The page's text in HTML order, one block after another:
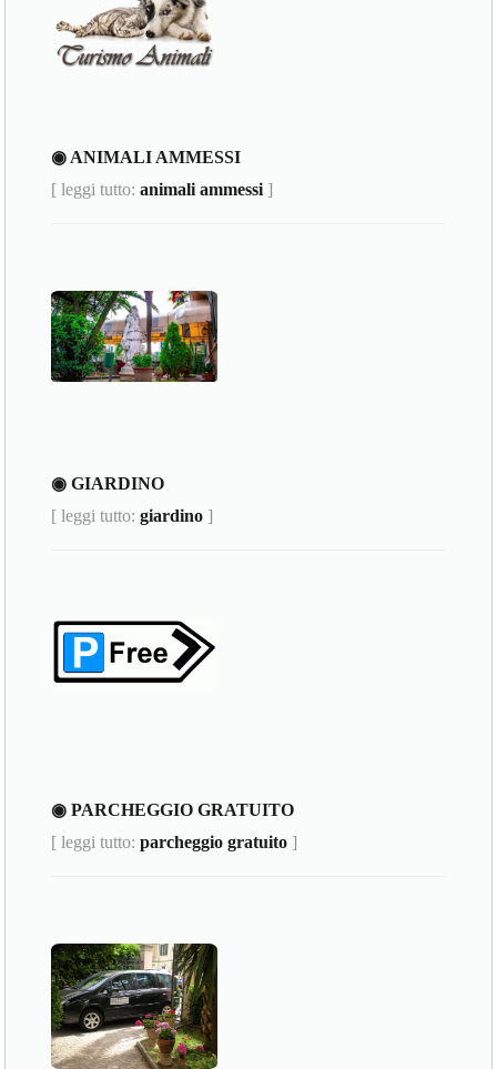
◉ ANIMALI AMMESSI
[ leggi tutto:animali ammessi ]
◉ GIARDINO
[ leggi tutto:giardino ]
◉ PARCHEGGIO GRATUITO
[ leggi tutto:parcheggio gratuito ]